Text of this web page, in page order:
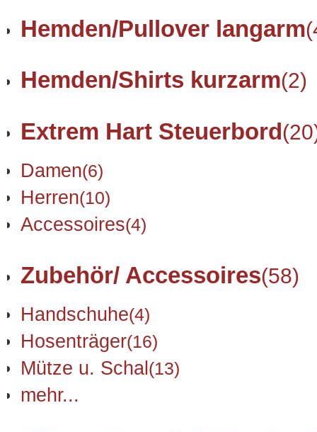
Hemden/Pullover langarm
Hemden/Shirts kurzarm(2)
Extrem Hart Steuerbord
Damen(6)
Herren(10)
Accessoires(4)
Zubehör/ Accessoires(58)
Handschuhe(4)
Hosenträger(16)
Mütze u. Schal(13)
mehr...